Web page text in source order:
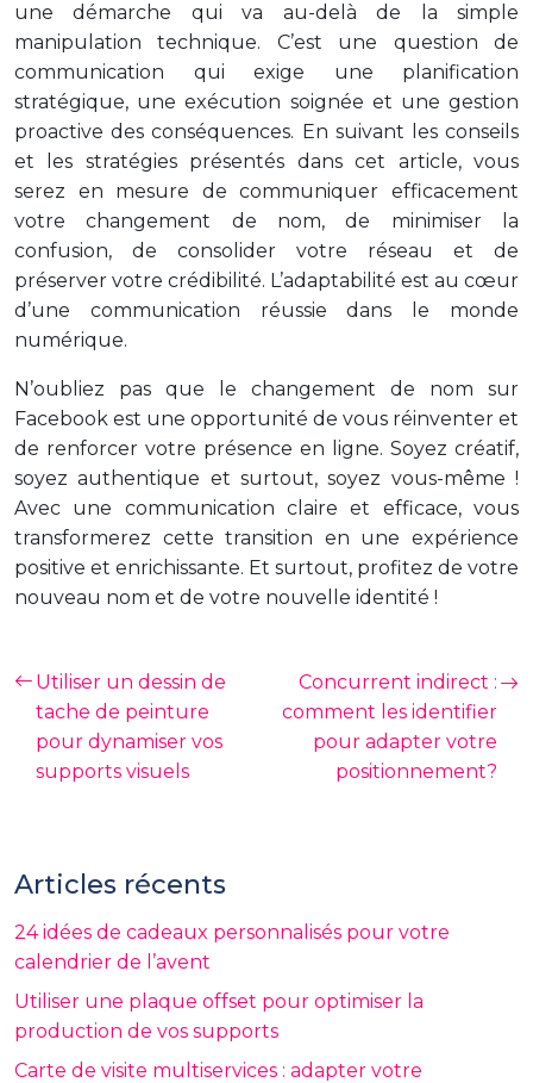
une démarche qui va au-delà de la simple
manipulation technique. C’est une question de
communication qui exige une planification
stratégique, une exécution soignée et une gestion
proactive des conséquences. En suivant les conseils
et les stratégies présentés dans cet article, vous
serez en mesure de communiquer efficacement
votre changement de nom, de minimiser la
confusion, de consolider votre réseau et de
préserver votre crédibilité. L’adaptabilité est au cœur
d’une communication réussie dans le monde
numérique.
N’oubliez pas que le changement de nom sur
Facebook est une opportunité de vous réinventer et
de renforcer votre présence en ligne. Soyez créatif,
soyez authentique et surtout, soyez vous-même !
Avec une communication claire et efficace, vous
transformerez cette transition en une expérience
positive et enrichissante. Et surtout, profitez de votre
nouveau nom et de votre nouvelle identité !
Utiliser un dessin de
tache de peinture
pour dynamiser vos
supports visuels
Concurrent indirect :
comment les identifier
pour adapter votre
positionnement?
Articles récents
24 idées de cadeaux personnalisés pour votre
calendrier de l’avent
Utiliser une plaque offset pour optimiser la
production de vos supports
Carte de visite multiservices : adapter votre